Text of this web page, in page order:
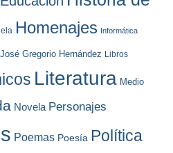
Homenajes Informática
José Gregorio Hernández Libros
Literatura Medio
Novela Personajes
Poemas Poesía Política